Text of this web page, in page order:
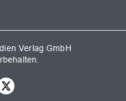
Verlag GmbH